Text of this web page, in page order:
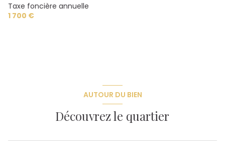
Taxe foncière annuelle
1 700 €
AUTOUR DU BIEN
Découvrez le quartier